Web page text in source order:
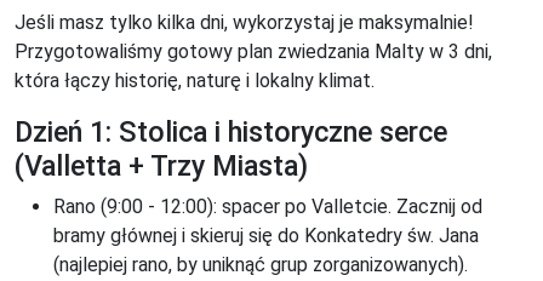
Jeśli masz tylko kilka dni, wykorzystaj je maksymalnie!
Przygotowaliśmy gotowy plan zwiedzania Malty w 3 dni,
która łączy historię, naturę i lokalny klimat.
Dzień 1: Stolica i historyczne serce
(Valletta + Trzy Miasta)
Rano (9:00 - 12:00): spacer po Valletcie. Zacznij od
bramy głównej i skieruj się do Konkatedry św. Jana
(najlepiej rano, by uniknąć grup zorganizowanych).